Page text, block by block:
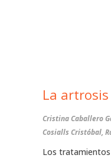
La
Cristina Caballero
Cosialls Cristóbal,
Los tratamientos